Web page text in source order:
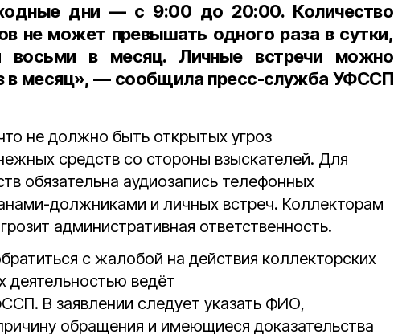
дни — с 9:00 до 20:00. Количество
не может превышать одного раза в сутки,
в месяц. Личные встречи можно
в месяц», — сообщила пресс-служба УФССП
не должно быть открытых угроз
средств со стороны взыскателей. Для
обязательна аудиозапись телефонных
должниками и личных встреч. Коллекторам
административная ответственность.
с жалобой на действия коллекторских
деятельностью ведёт
В заявлении следует указать ФИО,
обращения и имеющиеся доказательства